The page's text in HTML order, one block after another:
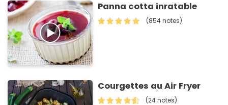
Panna cotta inratable
(854 notes)
Courgettes au Air Fryer
(24 notes)